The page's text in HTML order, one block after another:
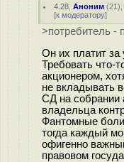
4.28 ,Аноним (21),
[к модератору]
>потребитель -
Он их платит за
Требовать что-
акционером,
не вкладывать
СД на собрании
владельца
Фантомные
тогда каждый
офигенно
правовом